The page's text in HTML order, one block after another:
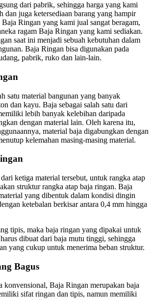
dari pabrik, sehingga harga yang kami
dan juga ketersediaan barang yang hampir
Ringan yang kami jual sangat beragam,
ragam Baja Ringan yang kami sediakan.
saat ini menjadi sebuah kebutuhan dalam
Baja Ringan bisa digunakan pada
pabrik, ruko dan lain-lain.
satu material bangunan yang banyak
dan kayu. Baja sebagai salah satu dari
lebih banyak kelebihan daripada
dengan material lain. Oleh karena itu,
material baja digabungkan dengan
kelemahan masing-masing material.
ketiga material tersebut, untuk rangka atap
struktur rangka atap baja ringan. Baja
yang dibentuk dalam kondisi dingin
ketebalan berkisar antara 0,4 mm hingga
tipis, maka baja ringan yang dipakai untuk
dibuat dari baja mutu tinggi, sehingga
yang cukup untuk menerima beban struktur.
Bagus
konvensional, Baja Ringan merupakan baja
sifat ringan dan tipis, namun memiliki